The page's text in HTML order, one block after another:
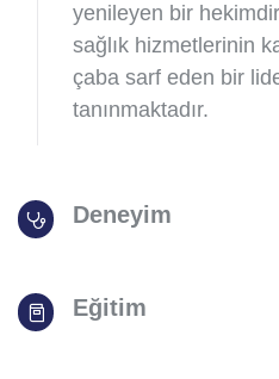
yenileyen bir
sağlık hizmetlerinin
çaba sarf eden bir
tanınmaktadır.
Deneyim
Eğitim